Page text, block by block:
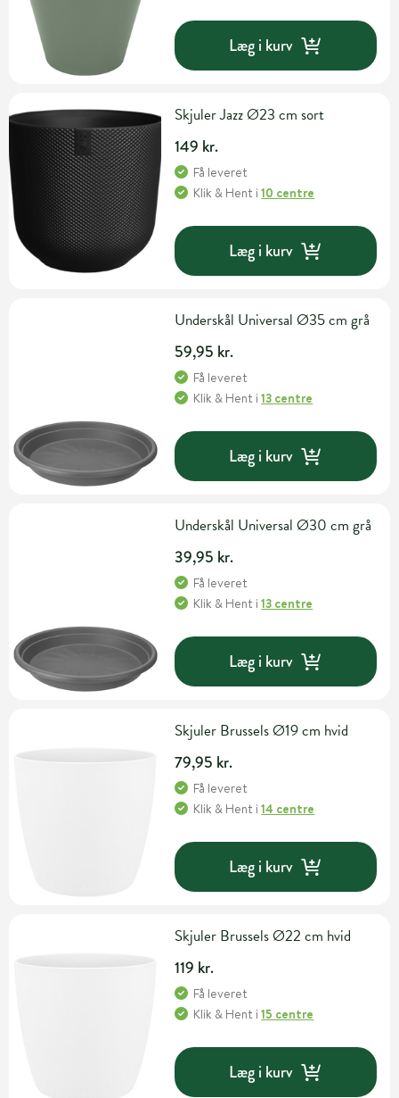
Læg i kurv
Skjuler Jazz Ø23 cm sort
149 kr.
Få leveret
Klik & Hent i10 centre
Læg i kurv
Underskål Universal Ø35 cm grå
59,95 kr.
Få leveret
Klik & Hent i13 centre
Læg i kurv
Underskål Universal Ø30 cm grå
39,95 kr.
Få leveret
Klik & Hent i13 centre
Læg i kurv
Skjuler Brussels Ø19 cm hvid
79,95 kr.
Få leveret
Klik & Hent i14 centre
Læg i kurv
Skjuler Brussels Ø22 cm hvid
119 kr.
Få leveret
Klik & Hent i15 centre
Læg i kurv